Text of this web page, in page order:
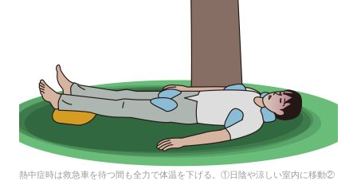
熱中症時は救急車を待つ間も全力で体温を下げる。①日陰や涼しい室内に移動②